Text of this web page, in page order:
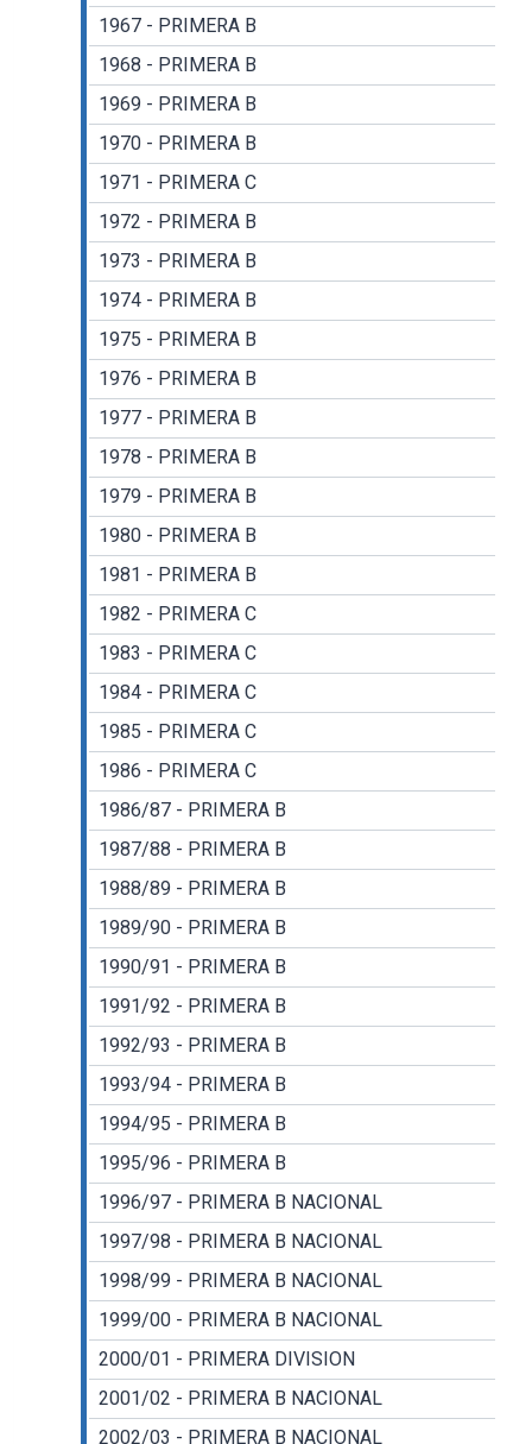
1967 - PRIMERA B
1968 - PRIMERA B
1969 - PRIMERA B
1970 - PRIMERA B
1971 - PRIMERA C
1972 - PRIMERA B
1973 - PRIMERA B
1974 - PRIMERA B
1975 - PRIMERA B
1976 - PRIMERA B
1977 - PRIMERA B
1978 - PRIMERA B
1979 - PRIMERA B
1980 - PRIMERA B
1981 - PRIMERA B
1982 - PRIMERA C
1983 - PRIMERA C
1984 - PRIMERA C
1985 - PRIMERA C
1986 - PRIMERA C
1986/87 - PRIMERA B
1987/88 - PRIMERA B
1988/89 - PRIMERA B
1989/90 - PRIMERA B
1990/91 - PRIMERA B
1991/92 - PRIMERA B
1992/93 - PRIMERA B
1993/94 - PRIMERA B
1994/95 - PRIMERA B
1995/96 - PRIMERA B
1996/97 - PRIMERA B NACIONAL
1997/98 - PRIMERA B NACIONAL
1998/99 - PRIMERA B NACIONAL
1999/00 - PRIMERA B NACIONAL
2000/01 - PRIMERA DIVISION
2001/02 - PRIMERA B NACIONAL
2002/03 - PRIMERA B NACIONAL